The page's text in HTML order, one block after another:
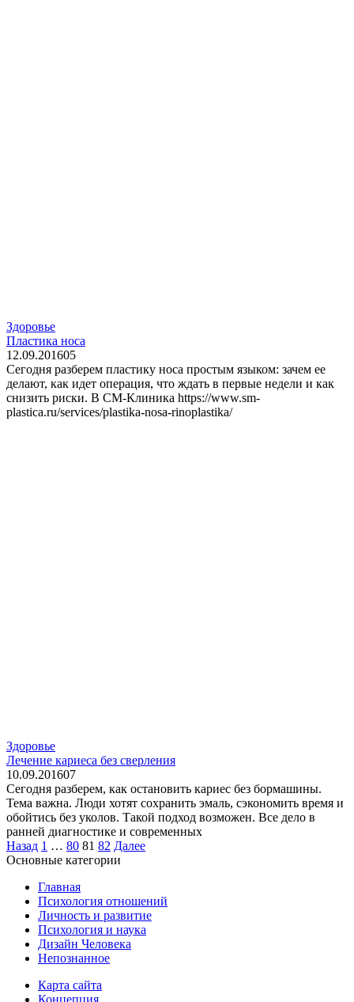
Здоровье
Пластика носа
12.09.201605
Сегодня разберем пластику носа простым языком: зачем ее
делают, как идет операция, что ждать в первые недели и как
снизить риски. В СМ-Клиника https://www.sm-
plastica.ru/services/plastika-nosa-rinoplastika/
Здоровье
Лечение кариеса без сверления
10.09.201607
Сегодня разберем, как остановить кариес без бормашины.
Тема важна. Люди хотят сохранить эмаль, сэкономить время и
обойтись без уколов. Такой подход возможен. Все дело в
ранней диагностике и современных
Пагинация
записей
Назад 1 … 80 81 82 Далее
Основные категории
Главная
Психология отношений
Личность и развитие
Психология и наука
Дизайн Человека
Непознанное
Карта сайта
Концепция